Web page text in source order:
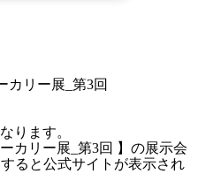
カリー展_第3回
ります。
カリー展_第3回 】の展示会
ると公式サイトが表示され